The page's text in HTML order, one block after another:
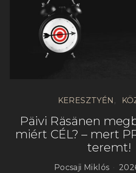
KERESZTYÉN
Päivi Räsänen
miért CÉL? – mert
teremt!
Pocsaji Miklós